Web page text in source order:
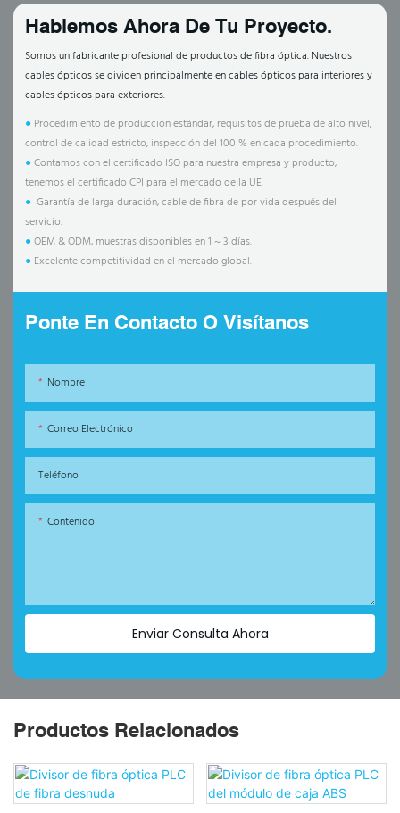
Hablemos Ahora De Tu Proyecto.
Somos un fabricante profesional de productos de fibra óptica. Nuestros
cables ópticos se dividen principalmente en cables ópticos para interiores y
cables ópticos para exteriores.
● Procedimiento de producción estándar, requisitos de prueba de alto nivel,
control de calidad estricto, inspección del 100 % en cada procedimiento.
●Contamos con el certificado ISO para nuestra empresa y producto,
tenemos el certificado CPI para el mercado de la UE.
● Garantía de larga duración, cable de fibra de por vida después del
servicio.
●OEM & ODM, muestras disponibles en 1 ~ 3 días.
● Excelente competitividad en el mercado global.
Ponte En Contacto O Visítanos
Nombre
Correo Electrónico
Teléfono
Contenido
Enviar Consulta Ahora
Productos Relacionados